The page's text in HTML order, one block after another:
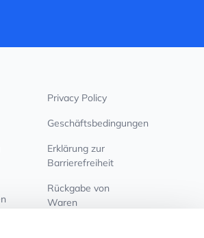
Privacy Policy
Geschäftsbedingungen
Erklärung zur
Barrierefreiheit
Rückgabe von
Waren